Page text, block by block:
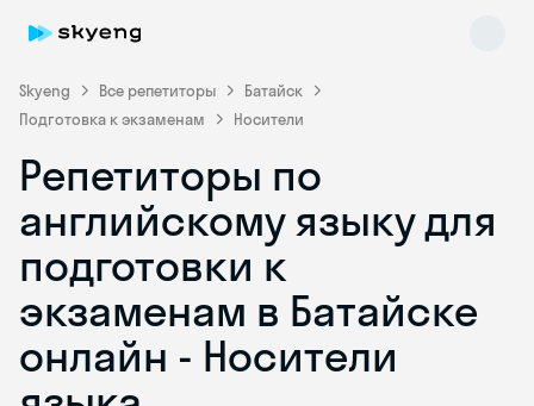
Skyeng Все репетиторы
Батайск
Подготовка к экзаменам
Носители
Репетиторы по
английскому языку для
подготовки к
экзаменам в Батайске
онлайн - Носители
Skyeng Chat